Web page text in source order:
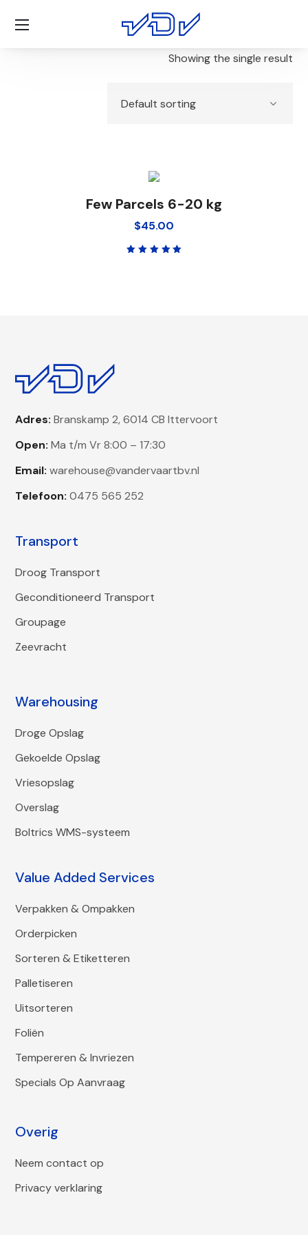
Showing the single result
Few Parcels 6-20 kg
$45.00
Adres: Branskamp 2, 6014 CB Ittervoort
Open: Ma t/m Vr 8:00 – 17:30
Email: warehouse@vandervaartbv.nl
Telefoon: 0475 565 252
Transport
Droog Transport
Geconditioneerd Transport
Groupage
Zeevracht
Warehousing
Droge Opslag
Gekoelde Opslag
Vriesopslag
Overslag
Boltrics WMS-systeem
Value Added Services
Verpakken & Ompakken
Orderpicken
Sorteren & Etiketteren
Palletiseren
Uitsorteren
Foliën
Tempereren & Invriezen
Specials Op Aanvraag
Overig
Neem contact op
Privacy verklaring